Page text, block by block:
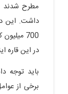
مطرح شدند
داشت. این
700
در این قاره
باید توجه
برخی از